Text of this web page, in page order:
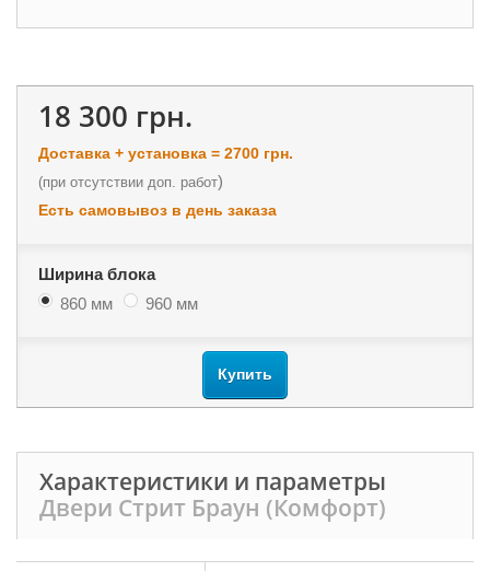
18 300 грн.
Доставка + установка = 2700 грн.
(при отсутствии доп. работ)
Есть самовывоз в день заказа
Ширина блока
860 мм
960 мм
Купить
Характеристики и параметры
Двери Стрит Браун (Комфорт)